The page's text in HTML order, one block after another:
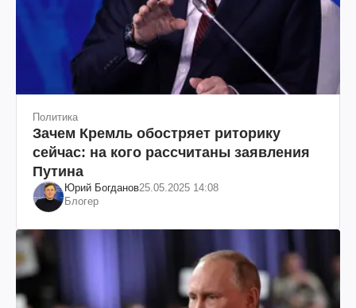
Политика
Зачем Кремль обостряет риторику
сейчас: на кого рассчитаны заявления
Путина
Юрий Богданов25.05.2025 14:08
Блогер